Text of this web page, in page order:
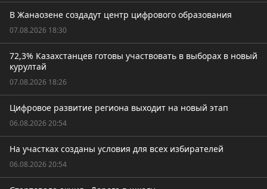
В Жанаозене создадут центр цифрового образования
07.08.2026 18:30
72,3% Казахстанцев готовы участвовать в выборах в новый
курултай
07.08.2026 18:26
Цифровое развитие региона выходит на новый этап
06.08.2026 20:54
На участках созданы условия для всех избирателей
06.08.2026 20:54